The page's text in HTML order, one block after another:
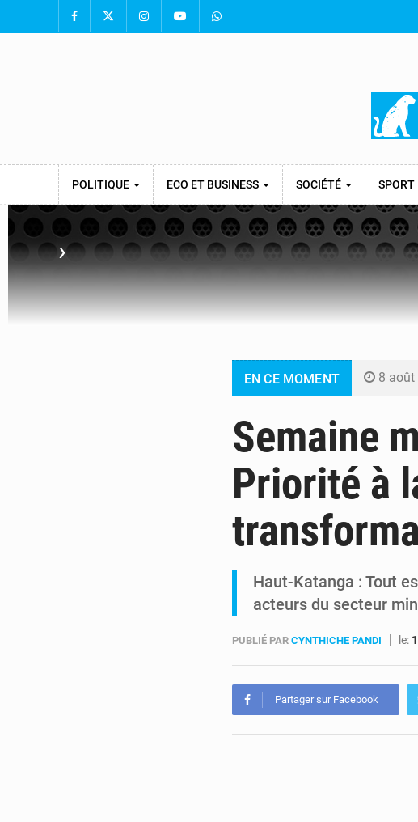
POLITIQUE ECO ET BUSINESS SOCIÉTÉ SPORT
›
EN CE MOMENT 8 août
7 août
7 août
6 août
Semaine
Priorité à
Haut-Katanga : Tout
acteurs du secteur
PUBLIÉ PAR CYNTHICHE PANDI le:
Partager sur Facebook